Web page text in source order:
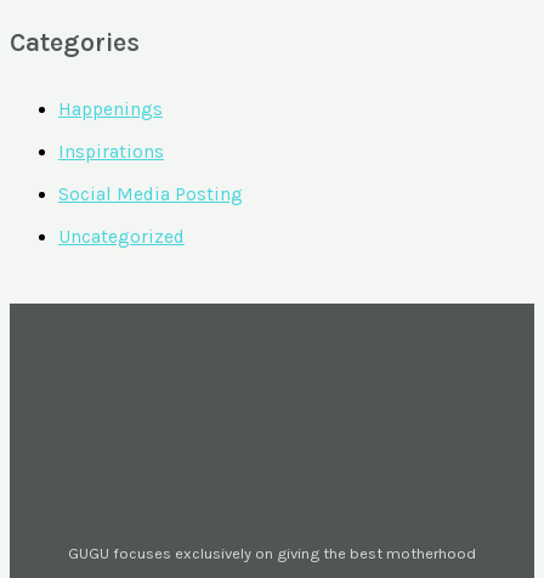
Categories
Happenings
Inspirations
Social Media Posting
Uncategorized
GUGU focuses exclusively on giving the best motherhood